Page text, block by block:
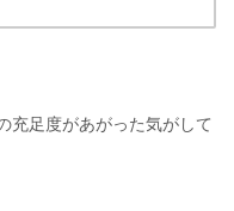
充足度があがった気がして